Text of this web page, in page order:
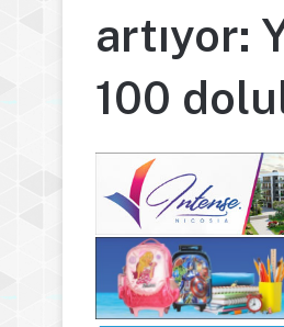
artıyor:
100